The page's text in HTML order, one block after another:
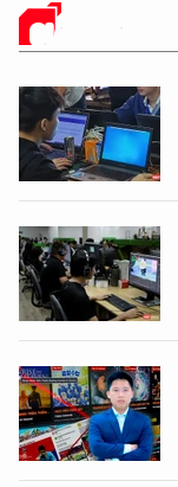
GIẢI PHÁP SỐ